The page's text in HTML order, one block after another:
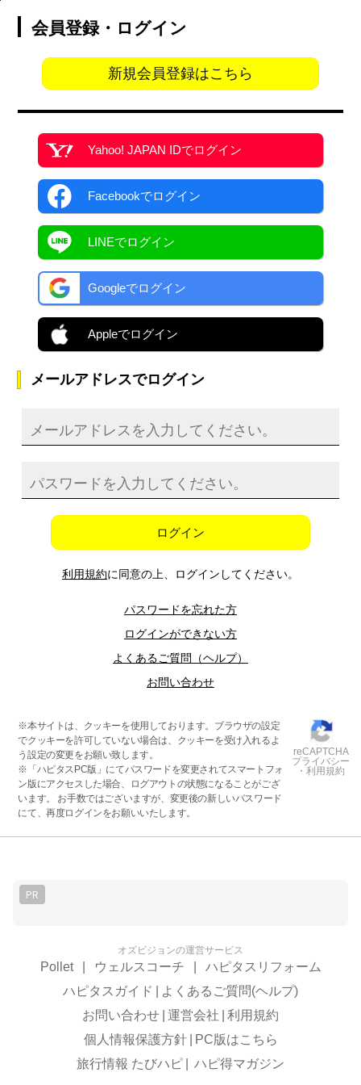
会員登録・ログイン
新規会員登録はこちら
Yahoo! JAPAN IDでログイン
Facebookでログイン
LINEでログイン
Googleでログイン
Appleでログイン
メールアドレスでログイン
ログイン
利用規約に同意の上、ログインしてください。
パスワードを忘れた方
ログインができない方
よくあるご質問（ヘルプ）
お問い合わせ
※本サイトは、クッキーを使用しております。ブラウザの設定
でクッキーを許可していない場合は、クッキーを受け入れるよ
う設定の変更をお願い致します。
※「ハピタスPC版」にてパスワードを変更されてスマートフォ
ン版にアクセスした場合、ログアウトの状態になることがござ
います。 お手数ではございますが、変更後の新しいパスワード
にて、再度ログインをお願いいたします。
reCAPTCHA
プライバシー
・利用規約
PR
オズビジョンの運営サービス
Pollet ウェルスコーチ
ハピタスリフォーム
ハピタスガイド
よくあるご質問(ヘルプ)
お問い合わせ 運営会社
利用規約
個人情報保護方針
PC版はこちら
旅行情報 たびハピ
ハピ得マガジン